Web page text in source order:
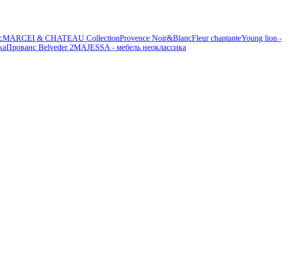
MARCEI & CHATEAU CollectionProvence Noir&BlancFleur chantanteYoung lion -
Прованс Belveder 2MAJESSA - мебель неоклассика